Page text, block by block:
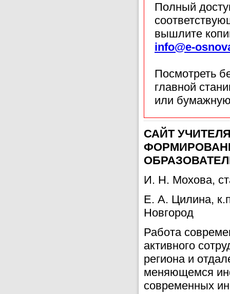
Полный
вышлите
info@e-
Посмотреть
главной
или
САЙТ
И. Н. Мохова,
Е. А. Цилина,
Новгород
Работа
активного
региона и
меняющемся
современных